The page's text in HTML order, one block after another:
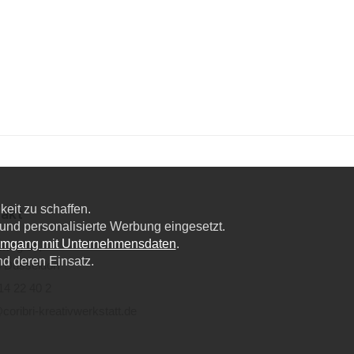
6a,
Düsseldorf
zu schaffen.
personalisierte Werbung eingesetzt.
mit Unternehmensdaten.
deren Einsatz.